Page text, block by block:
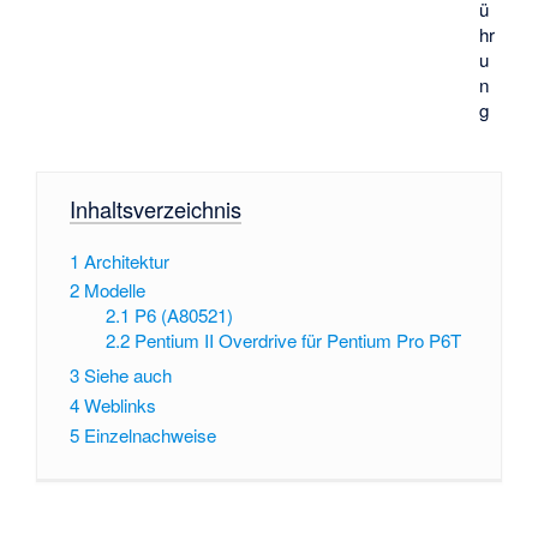
ü
hr
u
n
g
Inhaltsverzeichnis
1 Architektur
2 Modelle
2.1 P6 (A80521)
2.2 Pentium II Overdrive für Pentium Pro P6T
3Siehe auch
4Weblinks
5 Einzelnachweise